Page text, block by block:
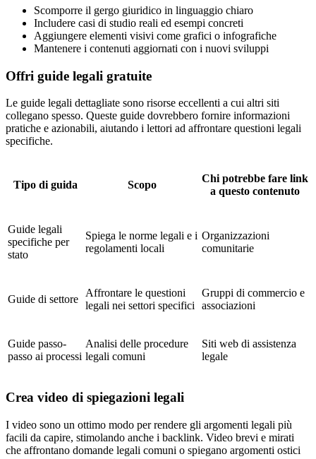
Scomporre il gergo giuridico in linguaggio chiaro
Includere casi di studio reali ed esempi concreti
Aggiungere elementi visivi come grafici o infografiche
Mantenere i contenuti aggiornati con i nuovi sviluppi
Offri guide legali gratuite
Le guide legali dettagliate sono risorse eccellenti a cui altri siti
collegano spesso. Queste guide dovrebbero fornire informazioni
pratiche e azionabili, aiutando i lettori ad affrontare questioni legali
specifiche.
Tipo di guida Scopo
Chi potrebbe fare link
a questo contenuto
Guide legali
specifiche per
stato
Spiega le norme legali e i
regolamenti locali
Organizzazioni
comunitarie
Guide di settore
Affrontare le questioni
legali nei settori specifici
Gruppi di commercio e
associazioni
Guide passo-
passo ai processi
Analisi delle procedure
legali comuni
Siti web di assistenza
legale
Crea video di spiegazioni legali
I video sono un ottimo modo per rendere gli argomenti legali più
facili da capire, stimolando anche i backlink. Video brevi e mirati
che affrontano domande legali comuni o spiegano argomenti ostici